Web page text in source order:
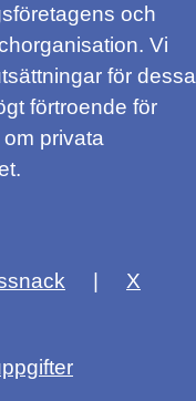
och
Vi
för dessa
förtroende för
privata
X